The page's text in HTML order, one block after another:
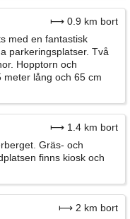
⟼ 0.9 km bort
med en fantastisk
parkeringsplatser. Två
Hopptorn och
lång och 65 cm
⟼ 1.4 km bort
Gräs- och
finns kiosk och
⟼ 2 km bort